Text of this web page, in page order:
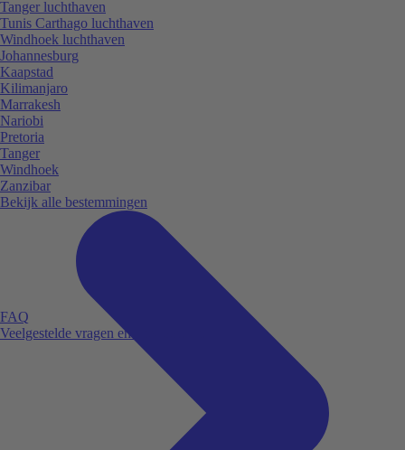
FAQ
Veelgestelde vragen en antwoorden.
Tanger luchthaven
Tunis Carthago luchthaven
Windhoek luchthaven
Johannesburg
Kaapstad
Kilimanjaro
Marrakesh
Nariobi
Pretoria
Tanger
Windhoek
Zanzibar
Bekijk alle bestemmingen